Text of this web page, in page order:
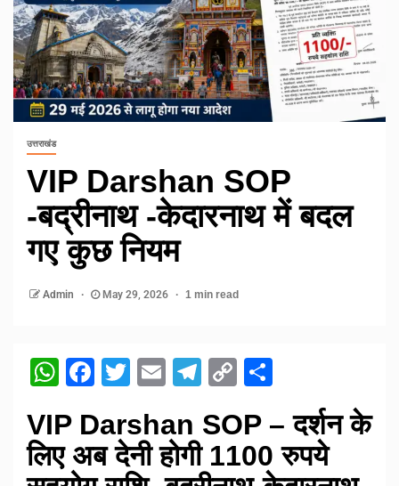
उत्तराखंड
VIP Darshan SOP
-बद्रीनाथ -केदारनाथ में बदल
गए कुछ नियम
Admin May 29, 2026 1 min read
WhatsApp
Facebook
Twitter
EmailTelegram
Copy
VIP Darshan SOP – दर्शन के
लिए अब देनी होगी 1100 रुपये